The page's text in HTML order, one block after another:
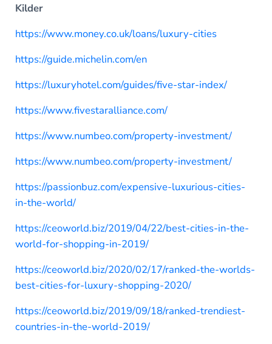
Kilder
https://www.money.co.uk/loans/luxury-cities
https://guide.michelin.com/en
https://luxuryhotel.com/guides/five-star-index/
https://www.fivestaralliance.com/
https://www.numbeo.com/property-investment/
https://www.numbeo.com/property-investment/
https://passionbuz.com/expensive-luxurious-cities-
in-the-world/
https://ceoworld.biz/2019/04/22/best-cities-in-the-
world-for-shopping-in-2019/
https://ceoworld.biz/2020/02/17/ranked-the-worlds-
best-cities-for-luxury-shopping-2020/
https://ceoworld.biz/2019/09/18/ranked-trendiest-
countries-in-the-world-2019/